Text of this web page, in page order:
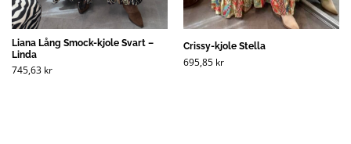
Liana Lång Smock-kjole Svart –
Linda
745,63 kr
Crissy-kjole Stella
695,85 kr